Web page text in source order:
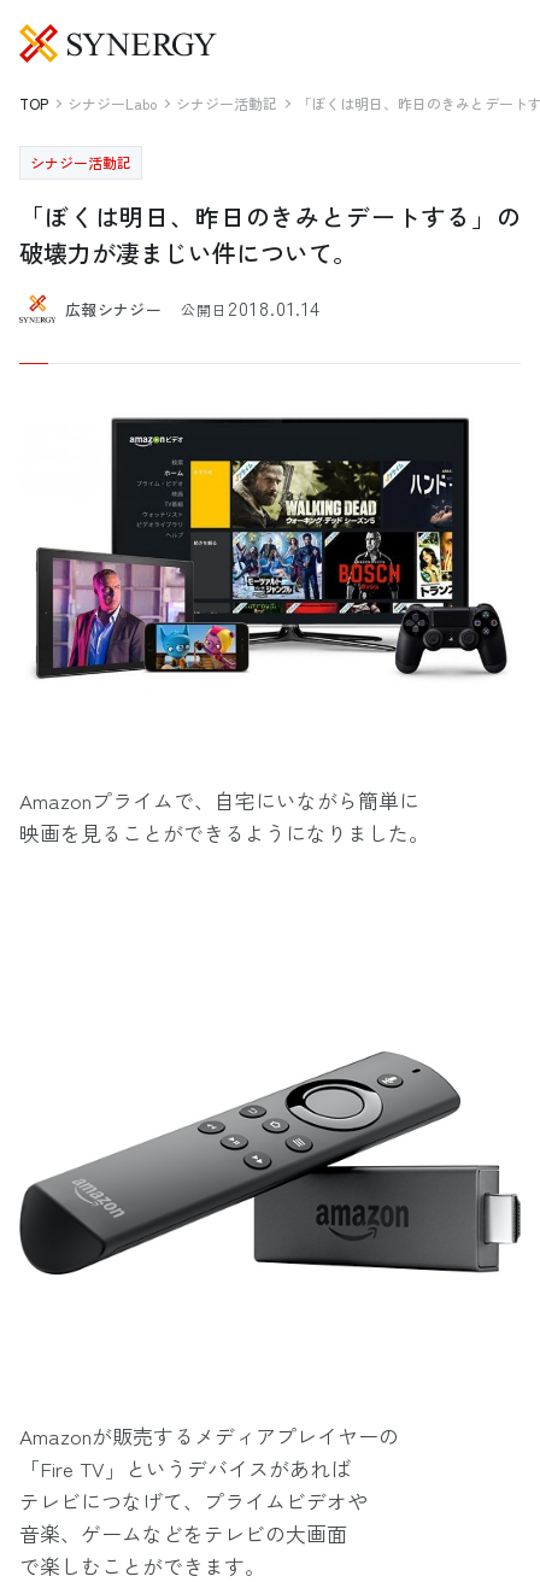
TOP シナジーLabo シナジー活動記 「ぼくは明日、昨日のきみとデー
シナジー活動記
「ぼくは明日、昨日のきみとデートする」の
破壊力が凄まじい件について。
広報シナジー 公開日 2018.01.14
Amazonプライムで、自宅にいながら簡単に
映画を見ることができるようになりました。
Amazonが販売するメディアプレイヤーの
「Fire TV」というデバイスがあれば
テレビにつなげて、プライムビデオや
音楽、ゲームなどをテレビの大画面
で楽しむことができます。